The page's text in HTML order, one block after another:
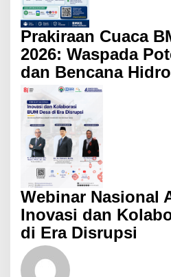
Prakiraan Cuaca
2026: Waspada
dan Bencana
Webinar Nasional
Inovasi dan
di Era Disrupsi